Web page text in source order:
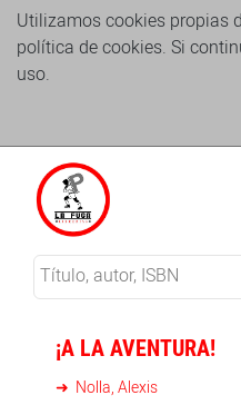
Utilizamos cookies propias
política de cookies. Si
uso.
¡A LA AVENTURA!
Nolla, Alexis